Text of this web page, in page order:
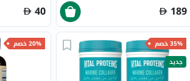
189
40
35% خصم
جديد
20% خصم